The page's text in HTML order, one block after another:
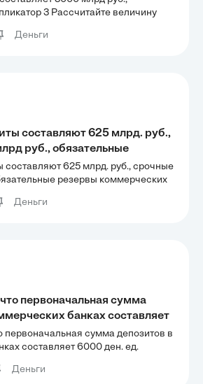
если денежный
уменьшится до 2,5?
3 Рассчитайте величину
уменьшится до 2,5?
Деньги
составляют 625 млрд. руб.,
руб., обязательные
банков – 80 млрд. руб.,
млрд. руб., наличные деньги в
млрд. руб. Рассчитайте:
агрегатов М1, М2. норму
составляют 625 млрд. руб., срочные
резервы коммерческих
обращении – 200 млрд. руб.
Деньги
первоначальная сумма
банках составляет
обязательных
700 ден. ед., величина
500 ден. ед. Население
к нему наличные деньги
первоначальная сумма депозитов в
составляет 6000 ден. ед.
резервов 500 ден. ед.
Деньги